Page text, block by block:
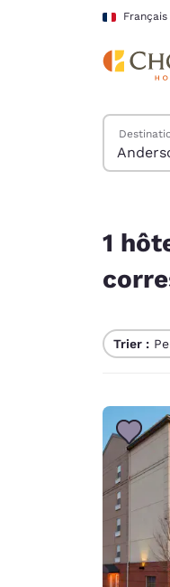
Sauter à Contenu Français
Trouver
1
Trier :